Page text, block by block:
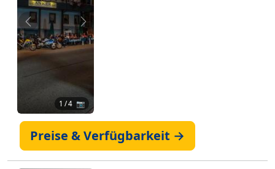
Zurück Weiter
1 / 4 📷
Preise & Verfügbarkeit →